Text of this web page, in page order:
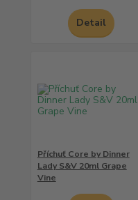
Detail
Příchuť Core by Dinner
Lady S&V 20ml Grape
Vine